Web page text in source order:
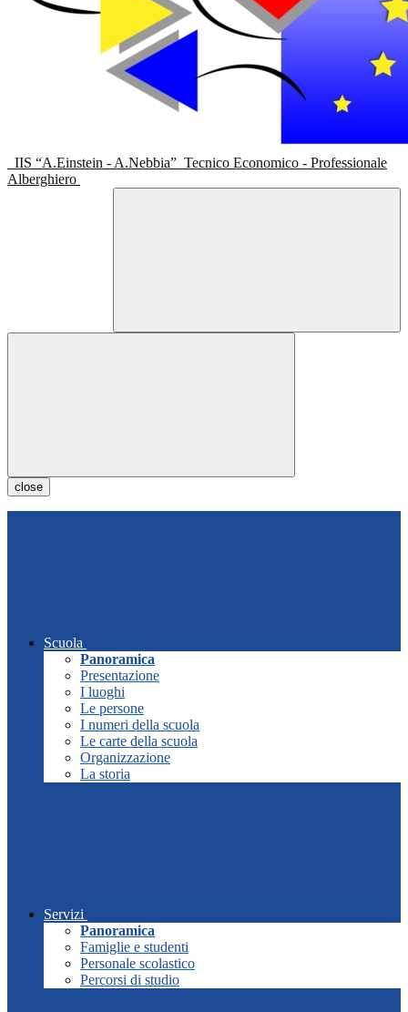
IIS “A.Einstein - A.Nebbia” Tecnico Economico - Professionale
Alberghiero
close
Scuola
Panoramica
Presentazione
I luoghi
Le persone
I numeri della scuola
Le carte della scuola
Organizzazione
La storia
Servizi
Panoramica
Famiglie e studenti
Personale scolastico
Percorsi di studio